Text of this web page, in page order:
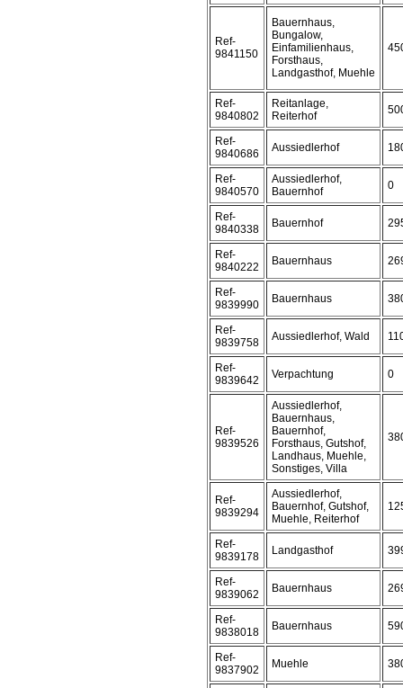
Ref-
9841150
Bauernhaus,
Bungalow,
Einfamilienhaus,
Forsthaus,
Landgasthof, Muehle
Ref-
9840802
Reitanlage,
Reiterhof
Ref-
9840686
Aussiedlerhof
Ref-
9840570
Aussiedlerhof,
Bauernhof
0
Ref-
9840338
Bauernhof
Ref-
9840222
Bauernhaus
Ref-
9839990
Bauernhaus
Ref-
9839758
Aussiedlerhof, Wald
Ref-
9839642
Verpachtung 0
Ref-
9839526
Aussiedlerhof,
Bauernhaus,
Bauernhof,
Forsthaus, Gutshof,
Landhaus, Muehle,
Sonstiges, Villa
Ref-
9839294
Aussiedlerhof,
Bauernhof, Gutshof,
Muehle, Reiterhof
Ref-
9839178
Landgasthof
Ref-
9839062
Bauernhaus
Ref-
9838018
Bauernhaus
Ref-
9837902
Muehle